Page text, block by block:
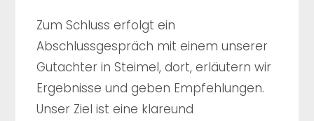
Zum Schluss erfolgt ein
Abschlussgespräch mit einem unserer
Gutachter in Steimel, dort, erläutern wir
Ergebnisse und geben Empfehlungen.
Unser Ziel ist eine klareund